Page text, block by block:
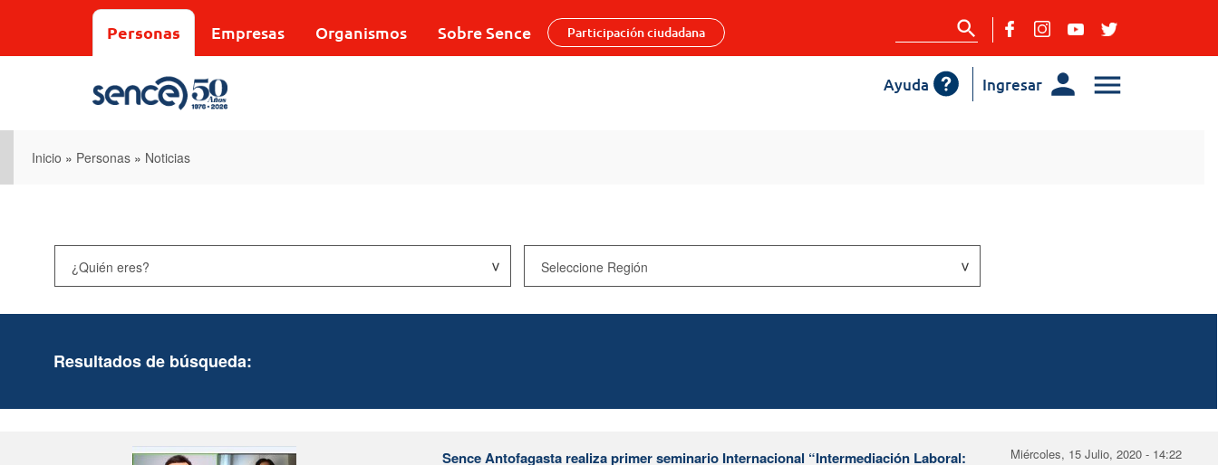
Personas Empresas Organismos Sobre Sence Participación ciudadana
Ingresar
Ayuda
Inicio » Personas » Noticias
Resultados de búsqueda:
Sence Antofagasta realiza primer seminario Internacional “Intermediación Laboral:
Miércoles, 15 Julio, 2020 - 14:22